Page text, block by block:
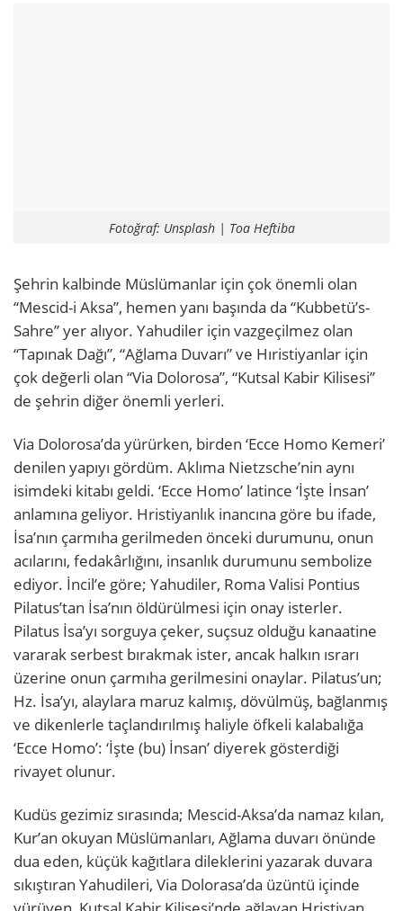
Fotoğraf: Unsplash | Toa Heftiba
Şehrin kalbinde Müslümanlar için çok önemli olan
“Mescid-i Aksa”, hemen yanı başında da “Kubbetü’s-
Sahre” yer alıyor. Yahudiler için vazgeçilmez olan
“Tapınak Dağı”, “Ağlama Duvarı” ve Hıristiyanlar için
çok değerli olan “Via Dolorosa”, “Kutsal Kabir Kilisesi”
de şehrin diğer önemli yerleri.
Via Dolorosa’da yürürken, birden ‘Ecce Homo Kemeri’
denilen yapıyı gördüm. Aklıma Nietzsche’nin aynı
isimdeki kitabı geldi. ‘Ecce Homo’ latince ‘İşte İnsan’
anlamına geliyor. Hristiyanlık inancına göre bu ifade,
İsa’nın çarmıha gerilmeden önceki durumunu, onun
acılarını, fedakârlığını, insanlık durumunu sembolize
ediyor. İncil’e göre; Yahudiler, Roma Valisi Pontius
Pilatus’tan İsa’nın öldürülmesi için onay isterler.
Pilatus İsa’yı sorguya çeker, suçsuz olduğu kanaatine
vararak serbest bırakmak ister, ancak halkın ısrarı
üzerine onun çarmıha gerilmesini onaylar. Pilatus’un;
Hz. İsa’yı, alaylara maruz kalmış, dövülmüş, bağlanmış
ve dikenlerle taçlandırılmış haliyle öfkeli kalabalığa
‘Ecce Homo’: ‘İşte (bu) İnsan’ diyerek gösterdiği
rivayet olunur.
Kudüs gezimiz sırasında; Mescid-Aksa’da namaz kılan,
Kur’an okuyan Müslümanları, Ağlama duvarı önünde
dua eden, küçük kağıtlara dileklerini yazarak duvara
sıkıştıran Yahudileri, Via Dolorasa’da üzüntü içinde